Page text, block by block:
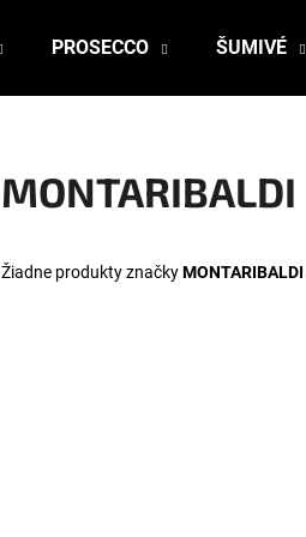
PROSECCO ŠUMIVÉ
MONTARIBALDI
Žiadne produkty značkyMONTARIBALDI